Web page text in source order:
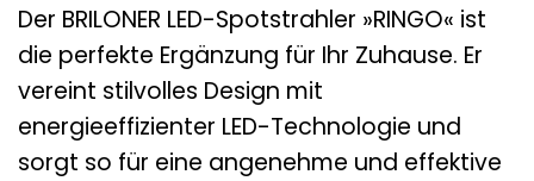
Der BRILONER LED-Spotstrahler »RINGO« ist
die perfekte Ergänzung für Ihr Zuhause. Er
vereint stilvolles Design mit
energieeffizienter LED-Technologie und
sorgt so für eine angenehme und effektive